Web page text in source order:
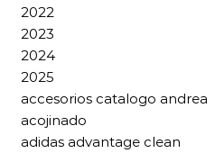
2022
2023
2024
2025
accesorios catalogo andrea
acojinado
adidas advantage clean